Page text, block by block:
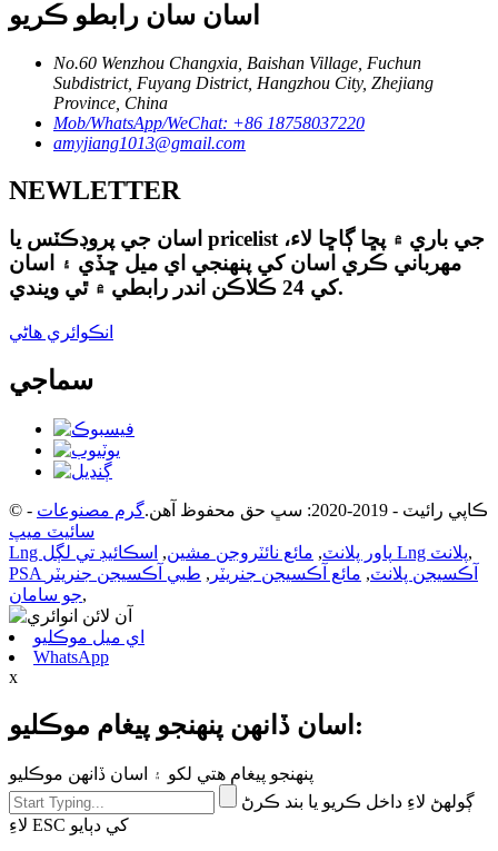
اسان سان رابطو ڪريو
No.60 Wenzhou Changxia, Baishan Village, Fuchun
Subdistrict, Fuyang District, Hangzhou City, Zhejiang
Province, China
Mob/WhatsApp/WeChat: +86 18758037220
amyjiang1013@gmail.com
NEWLETTER
اسان جي پروڊڪٽس يا pricelist جي باري ۾ پڇا ڳاڇا لاء،
مهرباني ڪري اسان کي پنهنجي اي ميل ڇڏي ۽ اسان
کي 24 ڪلاڪن اندر رابطي ۾ ٿي ويندي.
انڪوائري هاڻي
سماجي
© ڪاپي رائيٽ - 2019-2020: سڀ حق محفوظ آهن. گرم مصنوعات -
سائيٽ ميپ
Lng پاور پلانٽ, مائع نائٽروجن مشين, اسڪائيڊ تي لڳل Lng پلانٽ,
PSA آڪسيجن پلانٽ, مائع آڪسيجن جنريٽر , طبي آڪسيجن جنريٽر
جو سامان,
اي ميل موڪليو
WhatsApp
x
اسان ڏانهن پنهنجو پيغام موڪليو:
پنهنجو پيغام هتي لکو ۽ اسان ڏانهن موڪليو
ڳولهڻ لاءِ داخل ڪريو يا بند ڪرڻ
لاءِ ESC کي دٻايو